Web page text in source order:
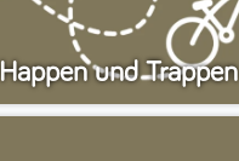
Happen und Trappen